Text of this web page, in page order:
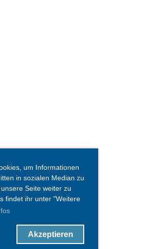
um Informationen
in sozialen Median zu
Seite weiter zu
findet ihr unter "Weitere
Akzeptieren